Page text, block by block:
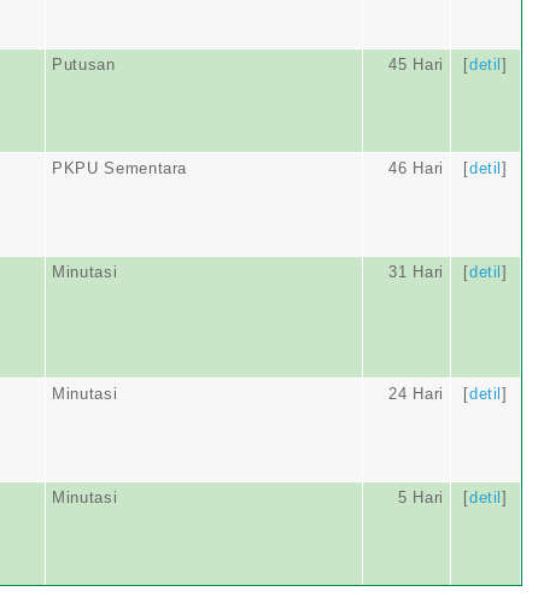
Putusan 45 Hari [detil]
PKPU Sementara 46 Hari [detil]
Minutasi 31 Hari [detil]
Minutasi 24 Hari [detil]
Minutasi 5 Hari [detil]